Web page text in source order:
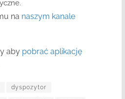
na naszym kanale
aby pobrać aplikację
dyspozytor